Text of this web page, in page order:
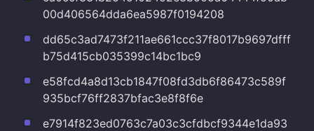
00d406564dda6ea5987f0194208
dd65c3ad7473f211ae661ccc37f8017b9697dfff
b75d415cb035399c14bc1bc9
e58fcd4a8d13cb1847f08fd3db6f86473c589f
935bcf76ff2837bfac3e8f8f6e
e7914f823ed0763c7a03c3cfdbcf9344e1da93